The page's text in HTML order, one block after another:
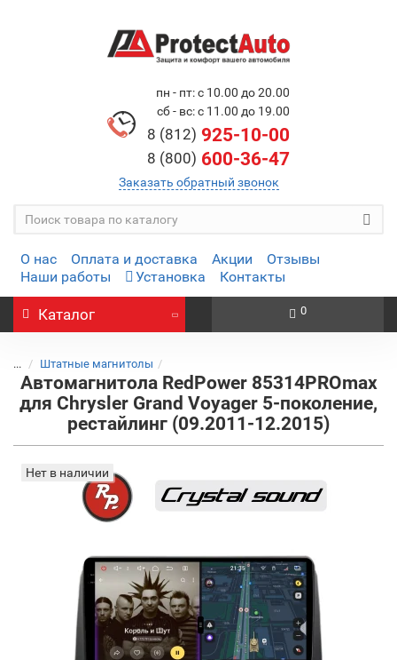
пн - пт: с 10.00 до 20.00
сб - вс: с 11.00 до 19.00
8 (812) 925-10-00
8 (800) 600-36-47
Заказать обратный звонок
О нас Оплата и доставка Акции
Отзывы
Наши работы
Установка Контакты
Каталог 0
... Штатные магнитолы
Автомагнитола RedPower 85314PROmax
для Chrysler Grand Voyager 5-поколение,
рестайлинг (09.2011-12.2015)
Нет в наличии